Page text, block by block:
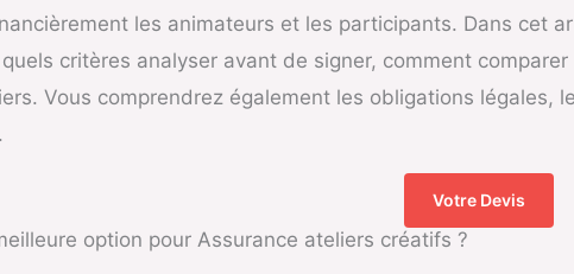
les animateurs et les participants. Dans cet
critères analyser avant de signer, comment
Vous comprendrez également les obligations légales,
Votre Devis
option pour Assurance ateliers créatifs ?